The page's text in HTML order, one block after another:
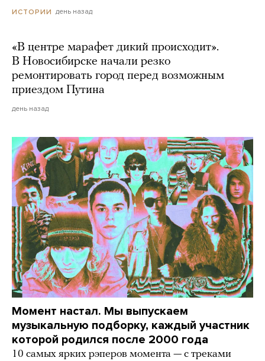
ИСТОРИИ день назад
«В центре марафет дикий происходит».
В Новосибирске начали резко
ремонтировать город перед возможным
приездом Путина
день назад
Момент настал. Мы выпускаем
музыкальную подборку, каждый участник
которой родился после 2000 года
10 самых ярких рэперов момента — с треками